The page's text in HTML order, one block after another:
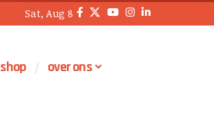
Sat, Aug 8
shop over ons